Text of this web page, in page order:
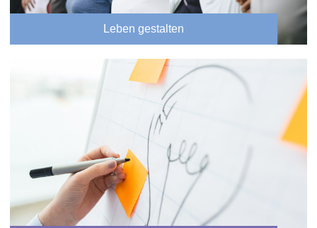
Leben gestalten